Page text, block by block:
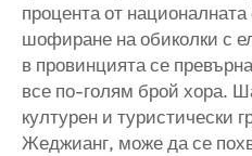
процента от
шофиране на обиколки с
в провинцията се
все по-голям брой хора.
културен и туристически
Жеджианг, може да се